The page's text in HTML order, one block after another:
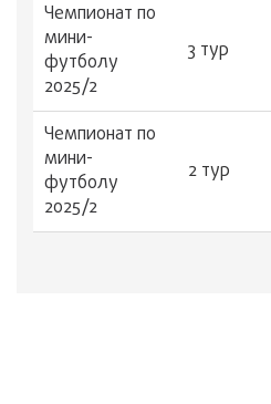
Чемпионат по
мини-
футболу
2025/2
3 тур
Чемпионат по
мини-
футболу
2025/2
2 тур